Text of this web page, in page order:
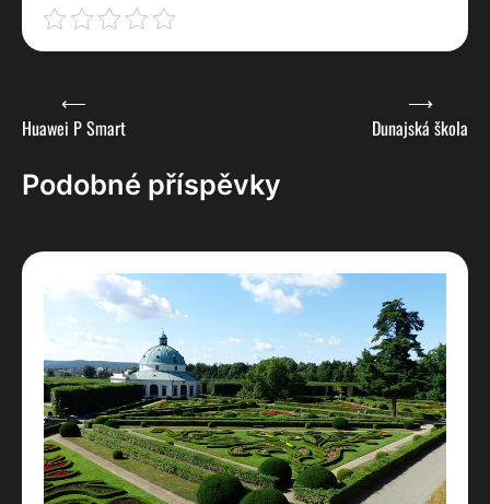
Navigace
pro
příspěvek
⟵
Huawei P Smart
Dunajská škola
⟶
Podobné příspěvky